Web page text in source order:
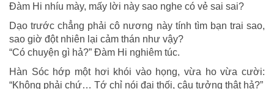
Đàm Hi nhíu mày, mấy lời này sao nghe có vẻ sai sai?
Dạo trước chẳng phải cô nương này tính tìm bạn trai sao,
sao giờ đột nhiên lại cảm thán như vậy?
“Có chuyện gì hả?” Đàm Hi nghiêm túc.
Hàn Sóc hớp một hơi khói vào họng, vừa ho vừa cười:
“Không phải chứ… Tớ chỉ nói đại thối, cậu tưởng thật hả?”